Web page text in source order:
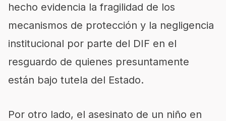
hecho evidencia la fragilidad de los
mecanismos de protección y la negligencia
institucional por parte del DIF en el
resguardo de quienes presuntamente
están bajo tutela del Estado.
Por otro lado, el asesinato de un niño en